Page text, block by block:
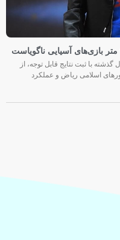
با ثبت نتایج قابل توجه، از
اسلامی ریاض و عملکرد